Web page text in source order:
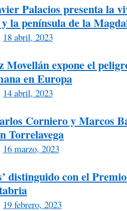
Palacios presenta la
la península de la
18 abril, 2023
Movellán expone el
en Europa
14 abril, 2023
Corniero y Marcos
Torrelavega
16 marzo, 2023
distinguido con el
19 febrero, 2023